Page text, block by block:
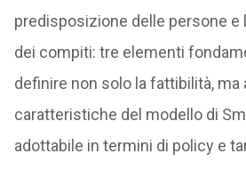
predisposizione delle persone
dei compiti: tre elementi
definire non solo la fattibilità, ma
caratteristiche del modello di
adottabile in termini di policy e